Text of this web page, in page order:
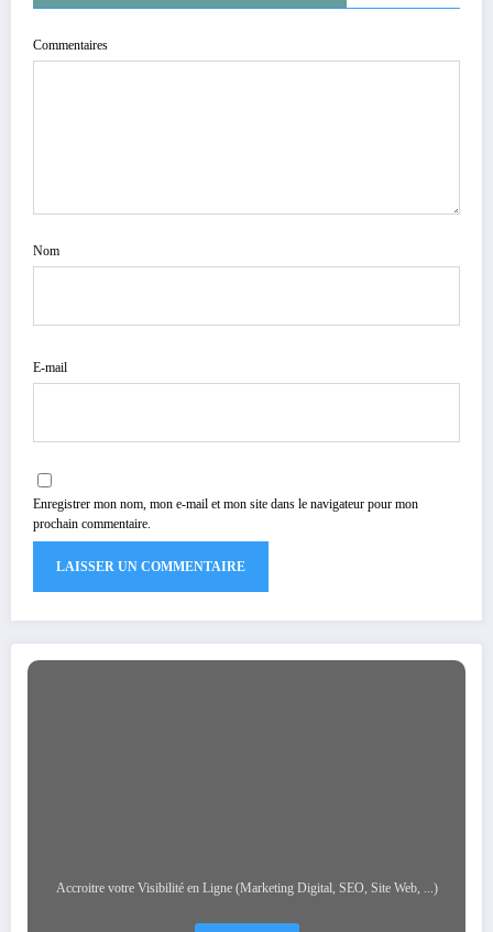
Commentaires
Nom
E-mail
Enregistrer mon nom, mon e-mail et mon site dans le navigateur pour mon
prochain commentaire.
Accroitre votre Visibilité en Ligne (Marketing Digital, SEO, Site Web, ...)